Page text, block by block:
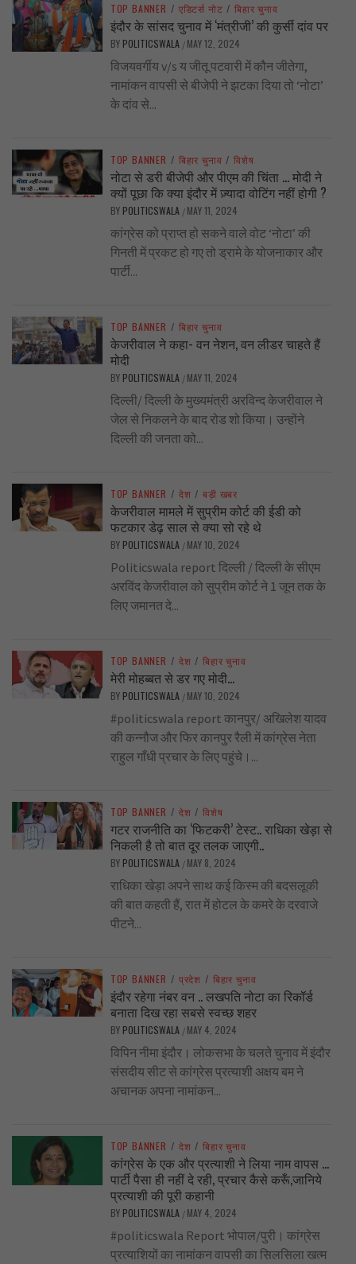
TOP BANNER / एडिटर्स नोट / बिहार चुनाव
इंदौर के सांसद चुनाव में ‘मंत्रीजी’ की कुर्सी दांव पर
BY POLITICSWALA / MAY 12, 2024
विजयवर्गीय v/s य जीतू पटवारी में कौन जीतेगा,
नामांकन वापसी से बीजेपी ने झटका दिया तो ‘नोटा’
के दांव से...
TOP BANNER / बिहार चुनाव / विशेष
नोटा से डरी बीजेपी और पीएम की चिंता … मोदी ने
क्यों पूछा कि क्या इंदौर में ज़्यादा वोटिंग नहीं होगी ?
BY POLITICSWALA / MAY 11, 2024
कांग्रेस को प्राप्त हो सकने वाले वोट ‘नोटा’ की
गिनती में प्रकट हो गए तो ड्रामे के योजनाकार और
पार्टी...
TOP BANNER / बिहार चुनाव
केजरीवाल ने कहा- वन नेशन, वन लीडर चाहते हैं
मोदी
BY POLITICSWALA / MAY 11, 2024
दिल्ली/ दिल्ली के मुख्यमंत्री अरविन्द केजरीवाल ने
जेल से निकलने के बाद रोड शो किया। उन्होंने
दिल्ली की जनता को...
TOP BANNER / देश / बड़ी खबर
केजरीवाल मामले में सुप्रीम कोर्ट की ईडी को
फटकार डेढ़ साल से क्या सो रहे थे
BY POLITICSWALA / MAY 10, 2024
Politicswala report दिल्ली / दिल्ली के सीएम
अरविंद केजरीवाल को सुप्रीम कोर्ट ने 1 जून तक के
लिए जमानत दे...
TOP BANNER / देश / बिहार चुनाव
मेरी मोहब्बत से डर गए मोदी…
BY POLITICSWALA / MAY 10, 2024
#politicswala report कानपुर/ अखिलेश यादव
की कन्नौज और फिर कानपुर रैली में कांग्रेस नेता
राहुल गाँधी प्रचार के लिए पहुंचे।...
TOP BANNER / देश / विशेष
गटर राजनीति का ‘फिटकरी’ टेस्ट.. राधिका खेड़ा से
निकली है तो बात दूर तलक जाएगी..
BY POLITICSWALA / MAY 8, 2024
राधिका खेड़ा अपने साथ कई किस्म की बदसलूकी
की बात कहती हैं, रात में होटल के कमरे के दरवाजे
पीटने...
TOP BANNER / प्रदेश / बिहार चुनाव
इंदौर रहेगा नंबर वन .. लखपति नोटा का रिकॉर्ड
बनाता दिख रहा सबसे स्वच्छ शहर
BY POLITICSWALA / MAY 4, 2024
विपिन नीमा इंदौर। लोकसभा के चलते चुनाव में इंदौर
संसदीय सीट से कांग्रेस प्रत्याशी अक्षय बम ने
अचानक अपना नामांकन...
TOP BANNER / देश / बिहार चुनाव
कांग्रेस के एक और प्रत्याशी ने लिया नाम वापस …
पार्टी पैसा ही नहीं दे रही, प्रचार कैसे करूँ,जानिये
प्रत्याशी की पूरी कहानी
BY POLITICSWALA / MAY 4, 2024
#politicswala Report भोपाल/पुरी। कांग्रेस
प्रत्याशियों का नामांकन वापसी का सिलसिला खत्म